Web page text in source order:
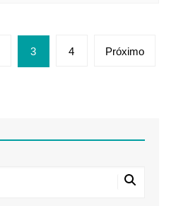
3 4 Próximo